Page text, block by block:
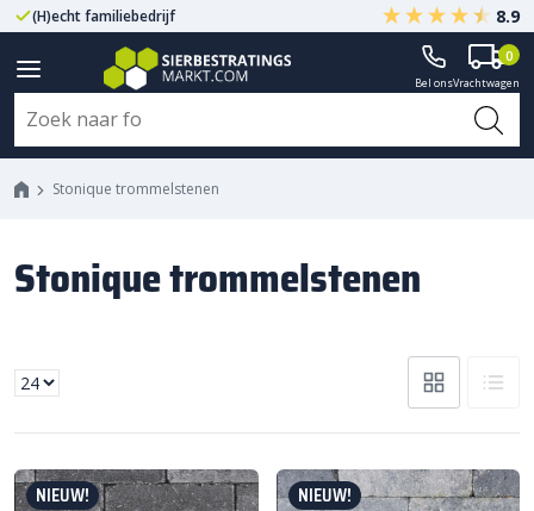
(H)echt familiebedrijf Gegarandeerd A-kwaliteit
8.9
Bel onsVrachtwagen
0
Stonique trommelstenen
Stonique trommelstenen
NIEUW! NIEUW!